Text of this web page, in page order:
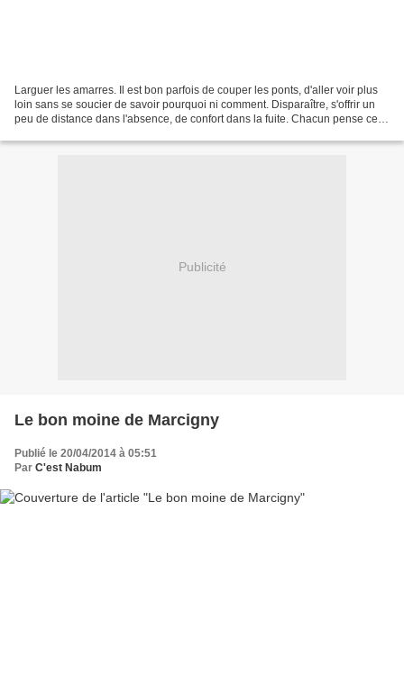
Larguer les amarres. Il est bon parfois de couper les ponts, d'aller voir plus
loin sans se soucier de savoir pourquoi ni comment. Disparaître, s'offrir un
peu de distance dans l'absence, de confort dans la fuite. Chacun pense ce
Publicité
Le bon moine de Marcigny
Publié le 20/04/2014 à 05:51
Par C'est Nabum